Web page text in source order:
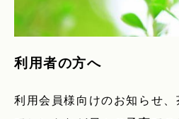
利用者の方へ
利用会員様向けのお知らせ